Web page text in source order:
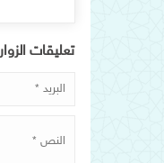
تعلیقات الزوار